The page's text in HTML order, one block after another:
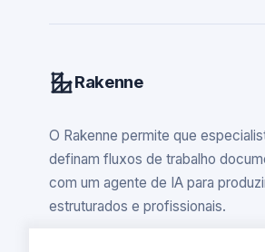
Rakenne
O Rakenne permite que
definam fluxos de trabalho
com um agente de IA para
estruturados e profissionais.